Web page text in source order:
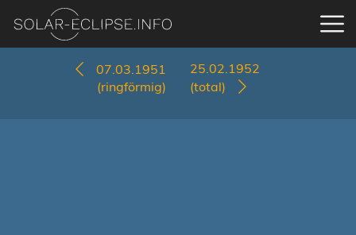
07.03.1951
(ringförmig)
25.02.1952
(total)